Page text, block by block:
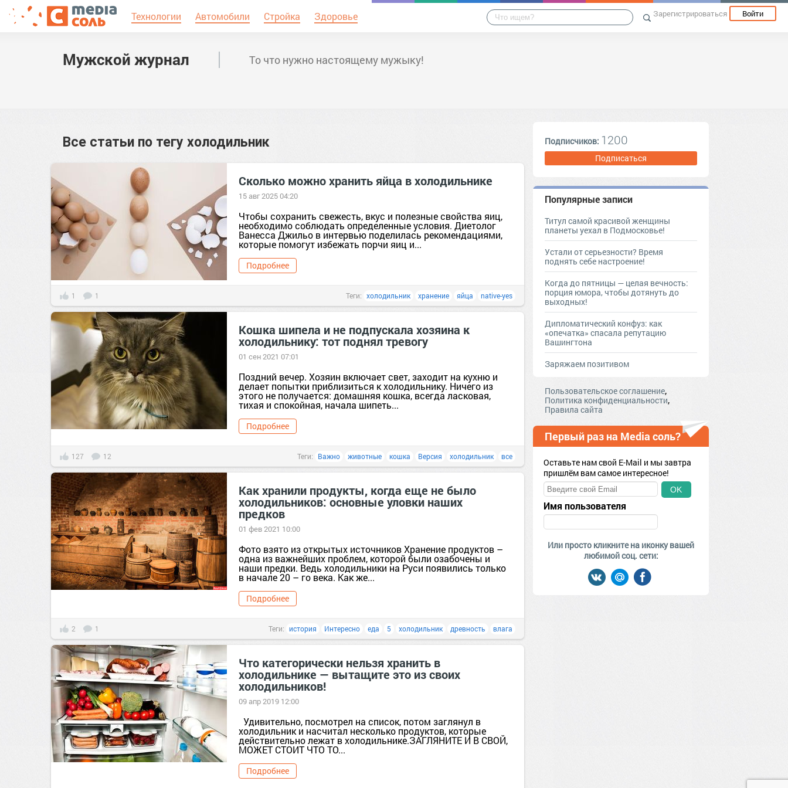
Технологии Автомобили Стройка Здоровье Зарегистрироваться Войти
Мужской журнал То что нужно настоящему мужыку!
Все статьи по тегу холодильник
Сколько можно хранить яйца в холодильнике
15 авг 2025 04:20
Чтобы сохранить свежесть, вкус и полезные свойства яиц,
необходимо соблюдать определенные условия. Диетолог
Ванесса Джильо в интервью поделилась рекомендациями,
которые помогут избежать порчи яиц и...
Подробнее
1 1 Теги: холодильник хранение яйца native-yes
Кошка шипела и не подпускала хозяина к
холодильнику: тот поднял тревогу
01 сен 2021 07:01
Поздний вечер. Хозяин включает свет, заходит на кухню и
делает попытки приблизиться к холодильнику. Ничего из
этого не получается: домашняя кошка, всегда ласковая,
тихая и спокойная, начала шипеть...
Подробнее
127 12 Теги: Важно животные кошка Версия холодильник все
Как хранили продукты, когда еще не было
холодильников: основные уловки наших
предков
01 фев 2021 10:00
Фото взято из открытых источников Хранение продуктов –
одна из важнейших проблем, которой были озабочены и
наши предки. Ведь холодильники на Руси появились только
в начале 20 – го века. Как же...
Подробнее
2 1 Теги: история Интересно еда 5 холодильник древность влага
Что категорически нельзя хранить в
холодильнике — вытащите это из своих
холодильников!
09 апр 2019 12:00
Удивительно, посмотрел на список, потом заглянул в
холодильник и насчитал несколько продуктов, которые
действительно лежат в холодильнике.ЗАГЛЯНИТЕ И В СВОЙ,
МОЖЕТ СТОИТ ЧТО ТО...
Подробнее
Подписчиков: 1200
Подписаться
Популярные записи
Титул самой красивой женщины
планеты уехал в Подмосковье!
Устали от серьезности? Время
поднять себе настроение!
Когда до пятницы — целая вечность:
порция юмора, чтобы дотянуть до
выходных!
Дипломатический конфуз: как
«опечатка» спасала репутацию
Вашингтона
Заряжаем позитивом
Пользовательское соглашение,
Политика конфиденциальности,
Правила сайта
Первый раз на Media соль?
Оставьте нам свой E-Mail и мы завтра
пришлём вам самое интересное!
OK
Имя пользователя
Или просто кликните на иконку вашей
любимой соц. сети: